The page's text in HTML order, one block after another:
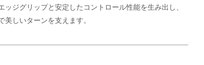
ッジグリップと安定したコントロール性能を生み出し、
美しいターンを支えます。